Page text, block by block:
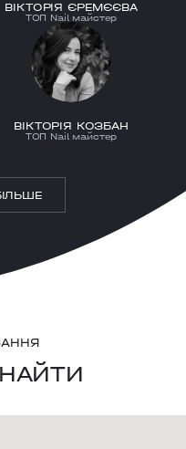
ВІКТОРІЯ ЄРЕМЄЄВА
ТОП Nail майстер
ВІКТОРІЯ КОЗБАН
ТОП Nail майстер